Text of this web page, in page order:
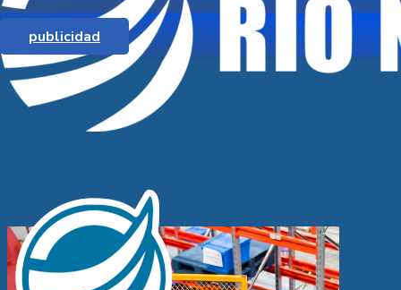
publicidad